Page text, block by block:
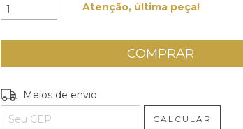
Atenção, última peça!
Entregas para o CEP:
Meios de envio
CALCULAR